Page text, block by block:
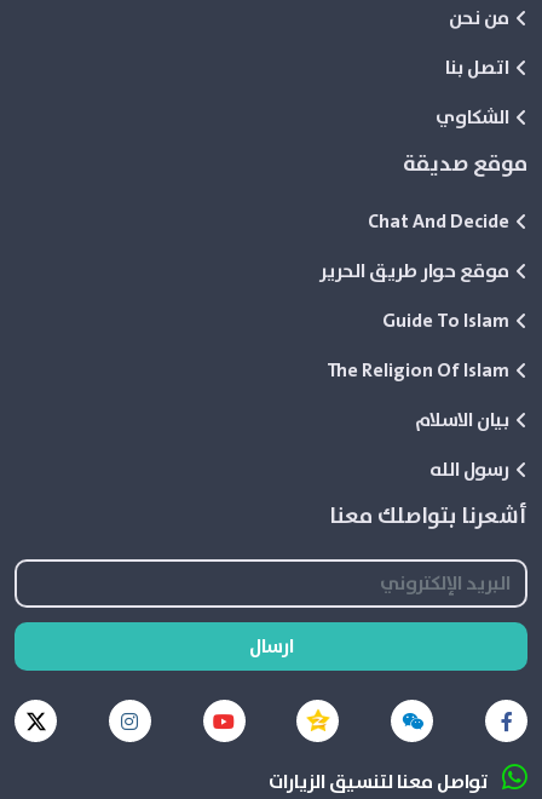
من نحن
اتصل بنا
الشكاوي
موقع صديقة
Chat And Decide
موقع حوار طريق الحرير
Guide To Islam
The Religion Of Islam
بيان الاسلام
رسول الله
أشعرنا بتواصلك معنا
ارسال
تواصل معنا لتنسيق الزيارات